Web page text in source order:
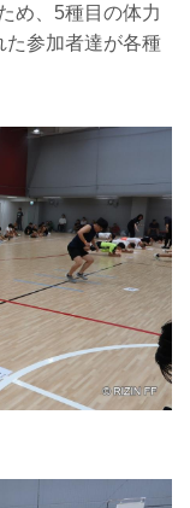
め、5種目の体力
た参加者達が各種